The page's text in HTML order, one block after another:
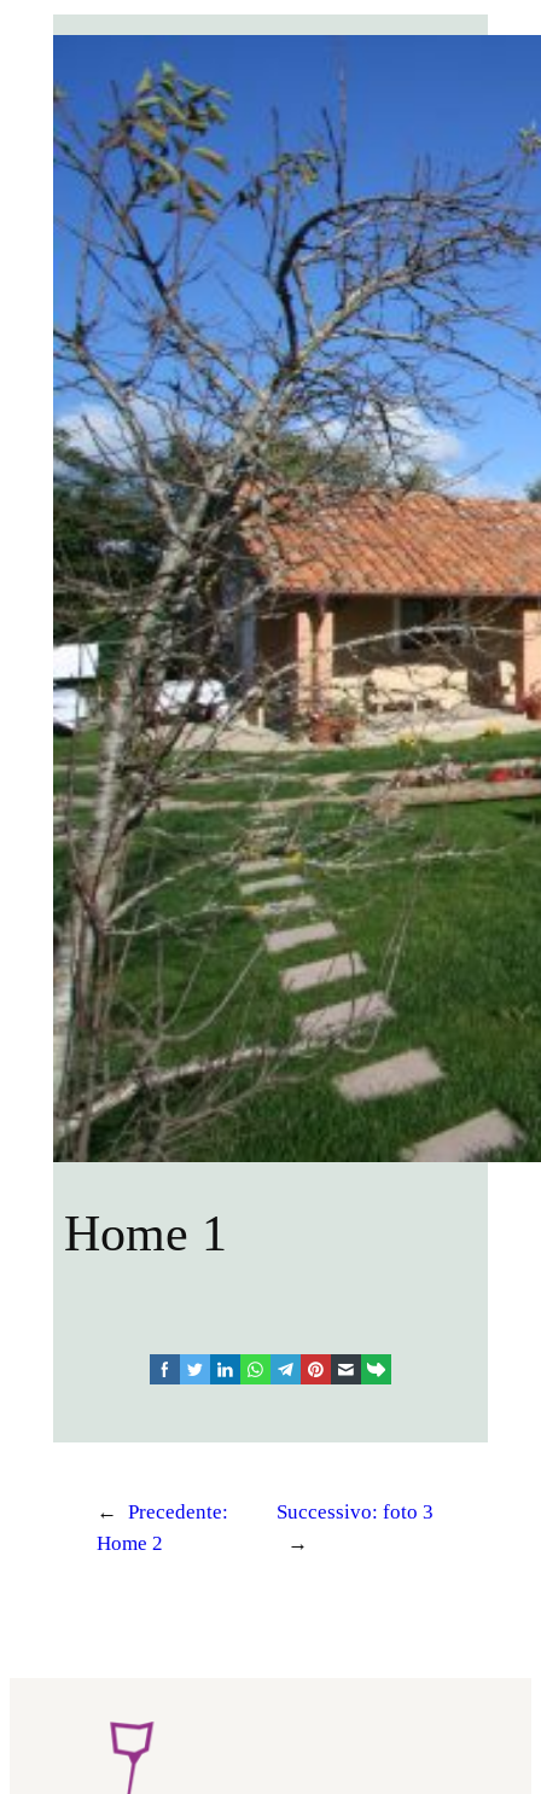
Home 1
facebooktwitterlinkedinwhatsapptelegram
pinterest email link
←
Precedente:
Home 2
Successivo:foto 3
→